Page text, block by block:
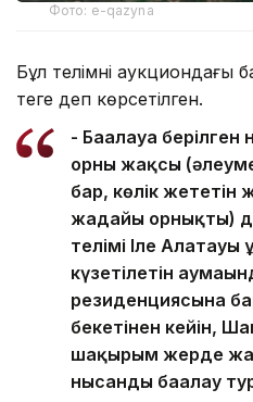
Фото: e-qazyna
Бұл телімнің
теңге деп көрсетілген.
- Бағалауға
орны жақсы
бар, көлік жететін
жағдайы орнықты)
телімі Іле Алатауы
күзетілетін
резиденциясына
бекетінен кейін,
шақырым жерде
нысанды бағалау